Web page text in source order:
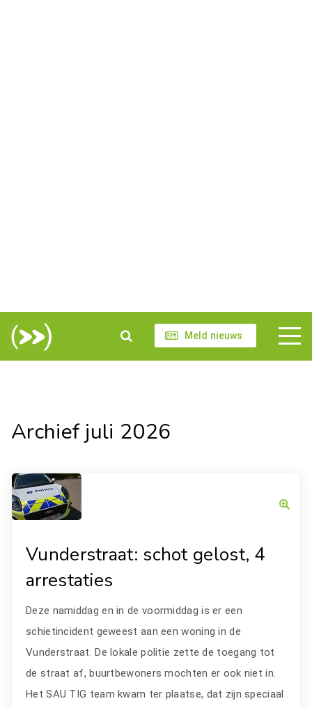
Meld nieuws
Archief juli 2026
Vunderstraat: schot gelost, 4
arrestaties
Deze namiddag en in de voormiddag is er een
schietincident geweest aan een woning in de
Vunderstraat. De lokale politie zette de toegang tot
de straat af, buurtbewoners mochten er ook niet in.
Het SAU TIG team kwam ter plaatse, dat zijn speciaal